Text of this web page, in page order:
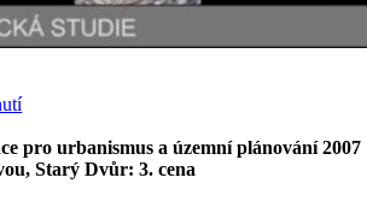
pro urbanismus a územní plánování 2007
Starý Dvůr: 3. cena